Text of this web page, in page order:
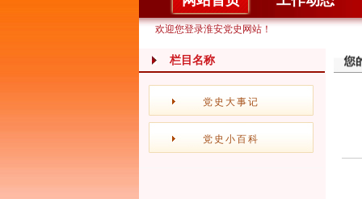
欢迎您登录淮安党史网站！
栏目名称
党史大事记
党史小百科